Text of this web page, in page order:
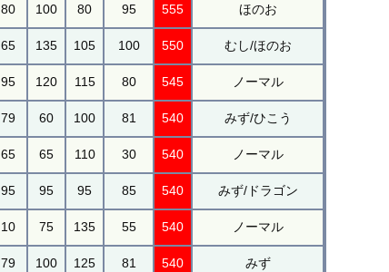
80 100 80 95 555 ほのお
65 135 105 100 550 むし/ほのお
95 120 115 80 545 ノーマル
79 60 100 81 540 みず/ひこう
65 65 110 30 540 ノーマル
95 95 95 85 540 みず/ドラゴン
10 75 135 55 540 ノーマル
79 100 125 81 540 みず